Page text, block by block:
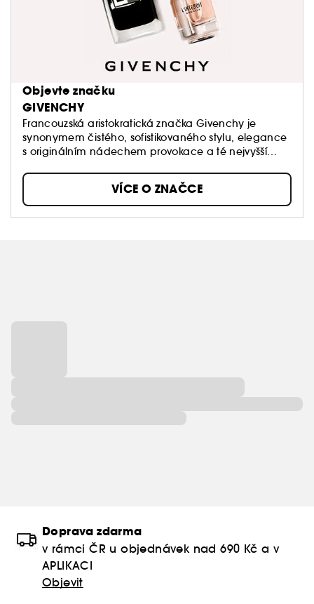
Objevte značku
GIVENCHY
Francouzská aristokratická značka Givenchy je
synonymem čistého, sofistikovaného stylu, elegance
s originálním nádechem provokace a té nejvyšší
žena, múzou zakladatele značky Huberta de
Givenchy byla výjimečná herečka a módní ikona
Audrey Hepburn.
VÍCE O ZNAČCE
Doprava zdarma
v rámci ČR u objednávek nad 690 Kč a v
APLIKACI
Objevit